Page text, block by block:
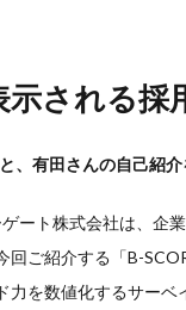
示される採
、有田さんの自己紹
ート株式会社は、企
回ご紹介する「B-
力を数値化するサー